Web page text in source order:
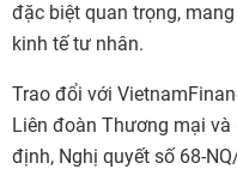
đặc biệt quan trọng,
kinh tế tư nhân.
Trao đổi với
Liên đoàn Thương mại và
định, Nghị quyết số 68-